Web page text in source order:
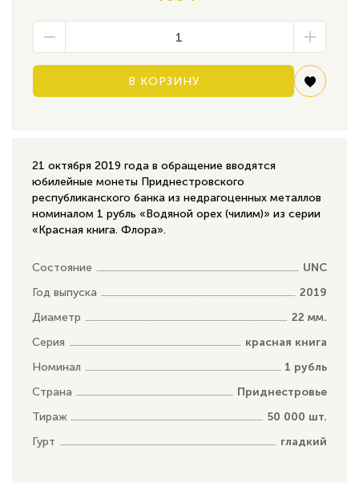
В КОРЗИНУ
21 октября 2019 года в обращение вводятся
юбилейные монеты Приднестровского
республиканского банка из недрагоценных металлов
номиналом 1 рубль «Водяной орех (чилим)» из серии
«Красная книга. Флора».
Состояние
UNC
Год выпуска
2019
Диаметр
22 мм.
Серия
красная книга
Номинал
1 рубль
Страна
Приднестровье
Тираж
50 000 шт.
Гурт
гладкий